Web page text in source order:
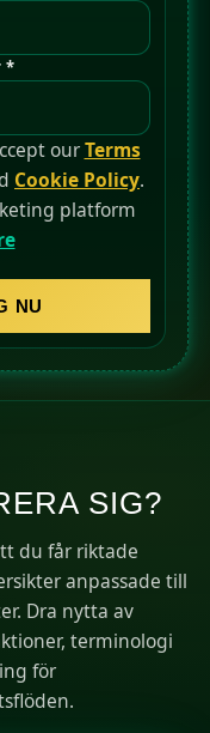
*
ourTerms
Cookie Policy.
platform
NU
SIG?
du får riktade
anpassade till
Dra nytta av
terminologi
för